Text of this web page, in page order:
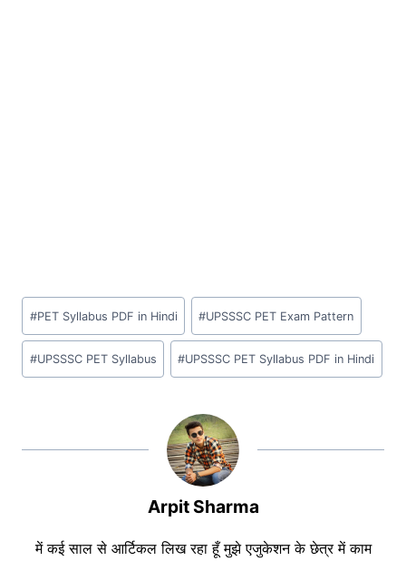
Post
Tags:
#PET Syllabus PDF in Hindi #UPSSSC PET Exam Pattern
#UPSSSC PET Syllabus #UPSSSC PET Syllabus PDF in Hindi
Arpit Sharma
में कई साल से आर्टिकल लिख रहा हूँ मुझे एजुकेशन के छेत्र में काम